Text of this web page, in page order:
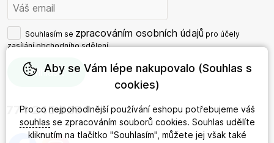
Souhlasím se zpracováním osobních údajů pro účely
zasílání obchodního sdělení.
774 245 625
Aby se Vám lépe nakupovalo (Souhlas s
cookies)
Pro co nejpohodlnější používání eshopu potřebujeme váš
souhlas se zpracováním souborů cookies. Souhlas udělíte
kliknutím na tlačítko "Souhlasím", můžete jej však také